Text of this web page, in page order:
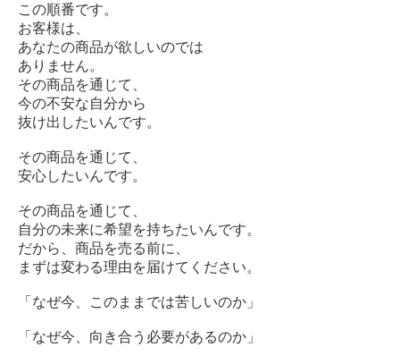
この順番です。
お客様は、
あなたの商品が欲しいのでは
ありません。
その商品を通じて、
今の不安な自分から
抜け出したいんです。
その商品を通じて、
安心したいんです。
その商品を通じて、
自分の未来に希望を持ちたいんです。
だから、商品を売る前に、
まずは変わる理由を届けてください。
「なぜ今、このままでは苦しいのか」
「なぜ今、向き合う必要があるのか」